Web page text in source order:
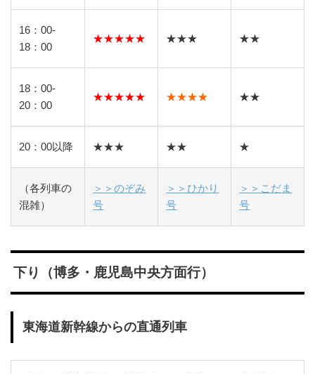
16：00-
18：00
★★★★★ ★★★ ★★
18：00-
20：00
★★★★★ ★★★★ ★★
20：00以降 ★★★ ★★ ★
（各列車の
混雑）
＞＞のぞみ
号
＞＞ひかり
号
＞＞こだま
号
下り（博多・鹿児島中央方面行）
東海道新幹線からの直通列車